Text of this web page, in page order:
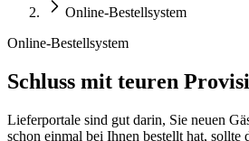
Online-Bestellsystem
Online-Bestellsystem
Schluss mit teuren
Lieferportale sind gut darin, Sie neuen
schon einmal bei Ihnen bestellt hat, sollte